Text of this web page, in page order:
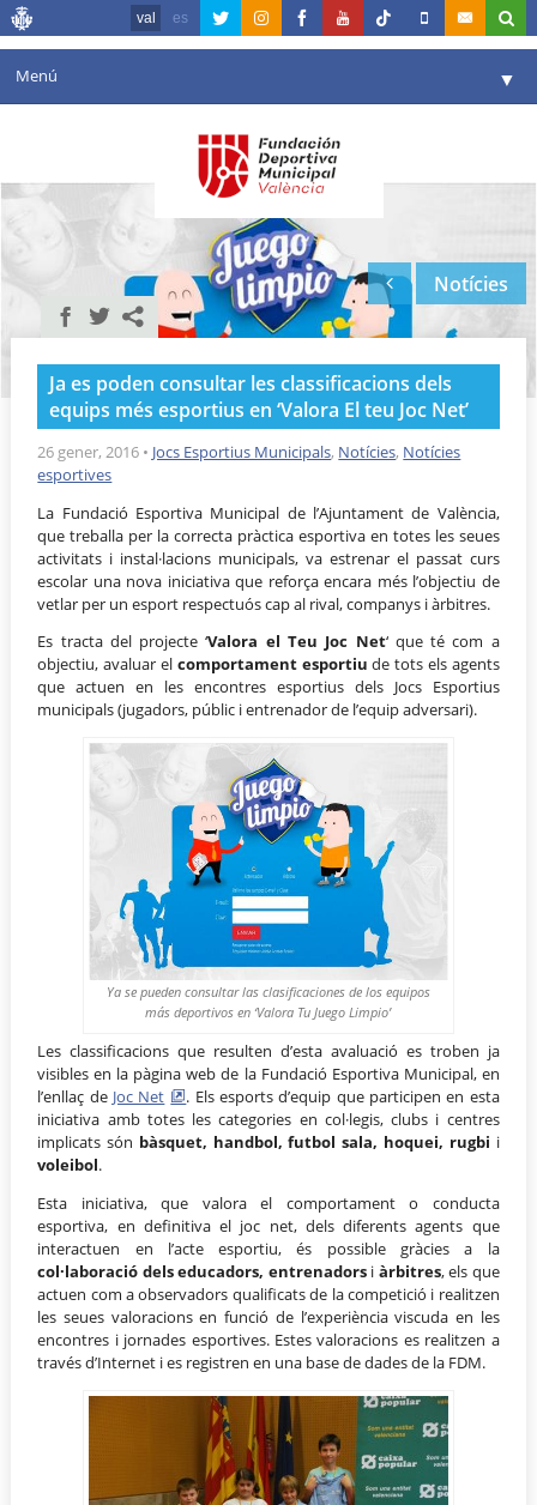
val es
Menú ▼
Agenda
Instal·lacions
▼
València en esport
Portal de Transparència
Reserves
Notícies
Ja es poden consultar les classificacions dels
equips més esportius en ‘Valora El teu Joc Net’
26 gener, 2016 • Jocs Esportius Municipals, Notícies, Notícies
esportives
La Fundació Esportiva Municipal de l’Ajuntament de València,
que treballa per la correcta pràctica esportiva en totes les seues
activitats i instal·lacions municipals, va estrenar el passat curs
escolar una nova iniciativa que reforça encara més l’objectiu de
vetlar per un esport respectuós cap al rival, companys i àrbitres.
Es tracta del projecte ‘Valora el Teu Joc Net‘ que té com a
objectiu, avaluar el comportament esportiu de tots els agents
que actuen en les encontres esportius dels Jocs Esportius
municipals (jugadors, públic i entrenador de l’equip adversari).
Ya se pueden consultar las clasificaciones de los equipos
más deportivos en ‘Valora Tu Juego Limpio’
Les classificacions que resulten d’esta avaluació es troben ja
visibles en la pàgina web de la Fundació Esportiva Municipal, en
l’enllaç de Joc Net
. Els esports d’equip que participen en esta
iniciativa amb totes les categories en col·legis, clubs i centres
implicats són bàsquet, handbol, futbol sala, hoquei, rugbi i
voleibol.
Esta iniciativa, que valora el comportament o conducta
esportiva, en definitiva el joc net, dels diferents agents que
interactuen en l’acte esportiu, és possible gràcies a la
col·laboració dels educadors, entrenadorsi àrbitres, els que
actuen com a observadors qualificats de la competició i realitzen
les seues valoracions en funció de l’experiència viscuda en les
encontres i jornades esportives. Estes valoracions es realitzen a
través d’Internet i es registren en una base de dades de la FDM.